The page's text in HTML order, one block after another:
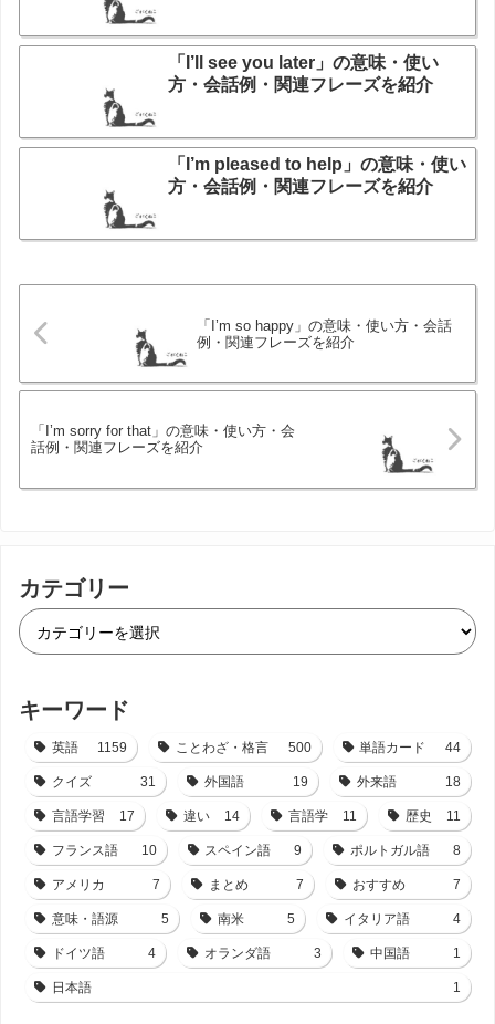
「I’ll see you later」の意味・使い
方・会話例・関連フレーズを紹介
「I’m pleased to help」の意味・使い
方・会話例・関連フレーズを紹介
「I’m so happy」の意味・使い方・会話
例・関連フレーズを紹介
「I’m sorry for that」の意味・使い方・会
話例・関連フレーズを紹介
カテゴリー
キーワード
英語 1159 ことわざ・格言 500 単語カード 44
クイズ 31 外国語 19 外来語 18
言語学習 17 違い 14 言語学 11 歴史 11
フランス語 10 スペイン語 9 ポルトガル語 8
アメリカ 7 まとめ 7 おすすめ 7
意味・語源 5 南米 5 イタリア語 4
ドイツ語 4 オランダ語 3 中国語 1
日本語 1